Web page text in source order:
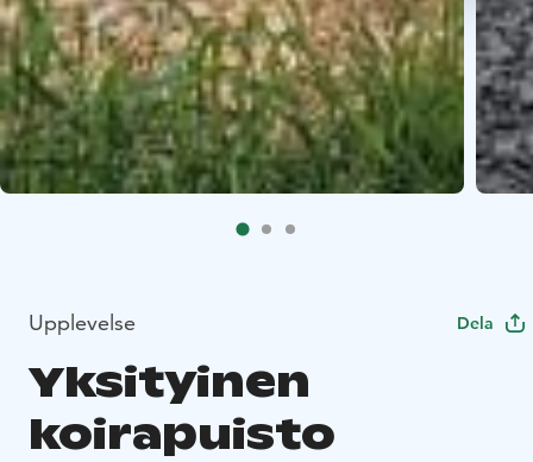
Upplevelse Dela
Yksityinen
koirapuisto